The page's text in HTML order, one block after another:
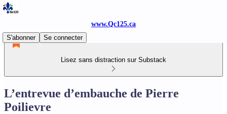
www.Qc125.ca
S'abonner
Se connecter
Lisez sans distraction sur Substack
L’entrevue d’embauche de Pierre
Poilievre